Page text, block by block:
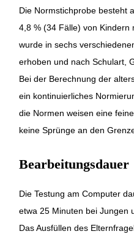
Die Normstichprobe besteht
4,8 % (34 Fälle) von Kindern
wurde in sechs
erhoben und nach Schulart,
Bei der Berechnung der
ein kontinuierliches
die Normen weisen eine
keine Sprünge an den
Bearbeitungsdauer
Die Testung am Computer
etwa 25 Minuten bei Jungen
Das Ausfüllen des